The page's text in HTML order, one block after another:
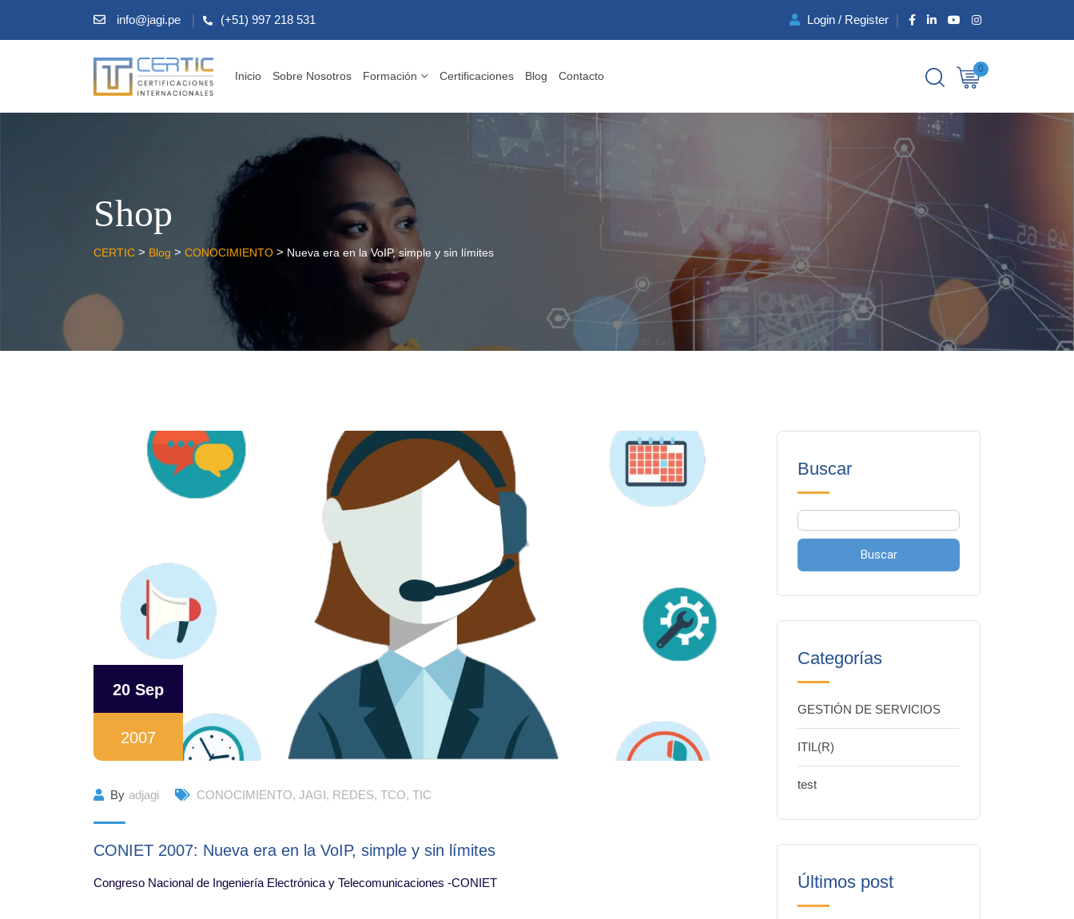
info@jagi.pe (+51) 997 218 531 Login / Register
Inicio Sobre Nosotros Formación Certificaciones Blog Contacto
0
Shop
CERTIC > Blog > CONOCIMIENTO > Nueva era en la VoIP, simple y sin límites
20 Sep
2007
By adjagi CONOCIMIENTO, JAGI, REDES, TCO, TIC
CONIET 2007: Nueva era en la VoIP, simple y sin límites
Congreso Nacional de Ingeniería Electrónica y Telecomunicaciones -CONIET
Buscar
Buscar
Categorías
GESTIÓN DE SERVICIOS
ITIL(R)
test
Últimos post